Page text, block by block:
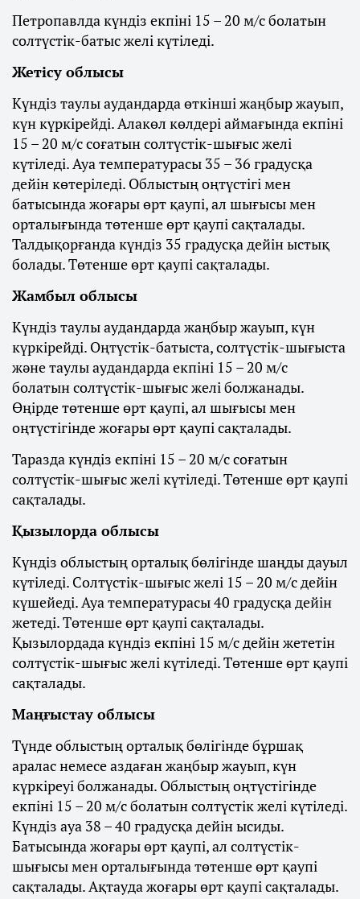
Петропавлда күндіз екпіні 15 – 20 м/с болатын
солтүстік-батыс желі күтіледі.
Жетісу облысы
Күндіз таулы аудандарда өткінші жаңбыр жауып,
күн күркірейді. Алакөл көлдері аймағында екпіні
15 – 20 м/с соғатын солтүстік-шығыс желі
күтіледі. Ауа температурасы 35 – 36 градусқа
дейін көтеріледі. Облыстың оңтүстігі мен
батысында жоғары өрт қаупі, ал шығысы мен
орталығында төтенше өрт қаупі сақталады.
Талдықорғанда күндіз 35 градусқа дейін ыстық
болады. Төтенше өрт қаупі сақталады.
Жамбыл облысы
Күндіз таулы аудандарда жаңбыр жауып, күн
күркірейді. Оңтүстік-батыста, солтүстік-шығыста
және таулы аудандарда екпіні 15 – 20 м/с
болатын солтүстік-шығыс желі болжанады.
Өңірде төтенше өрт қаупі, ал шығысы мен
оңтүстігінде жоғары өрт қаупі сақталады.
Таразда күндіз екпіні 15 – 20 м/с соғатын
солтүстік-шығыс желі күтіледі. Төтенше өрт қаупі
сақталады.
Қызылорда облысы
Күндіз облыстың орталық бөлігінде шаңды дауыл
күтіледі. Солтүстік-шығыс желі 15 – 20 м/с дейін
күшейеді. Ауа температурасы 40 градусқа дейін
жетеді. Төтенше өрт қаупі сақталады.
Қызылордада күндіз екпіні 15 м/с дейін жететін
солтүстік-шығыс желі күтіледі. Төтенше өрт қаупі
сақталады.
Маңғыстау облысы
Түнде облыстың орталық бөлігінде бұршақ
аралас немесе аздаған жаңбыр жауып, күн
күркіреуі болжанады. Облыстың оңтүстігінде
екпіні 15 – 20 м/с болатын солтүстік желі күтіледі.
Күндіз ауа 38 – 40 градусқа дейін ысиды.
Батысында жоғары өрт қаупі, ал солтүстік-
шығысы мен орталығында төтенше өрт қаупі
сақталады. Ақтауда жоғары өрт қаупі сақталады.